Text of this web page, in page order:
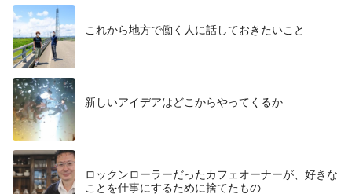
これから地方で働く人に話しておきたいこと
​新しいアイデアはどこからやってくるか
ロックンローラーだったカフェオーナーが、好きな
ことを仕事にするために捨てたもの